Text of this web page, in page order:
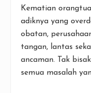
Kematian
adiknya yang
obatan,
tangan, lantas
ancaman. Tak
semua masalah